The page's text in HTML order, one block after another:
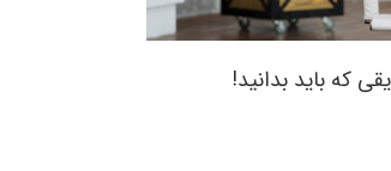
که باید بدانید!